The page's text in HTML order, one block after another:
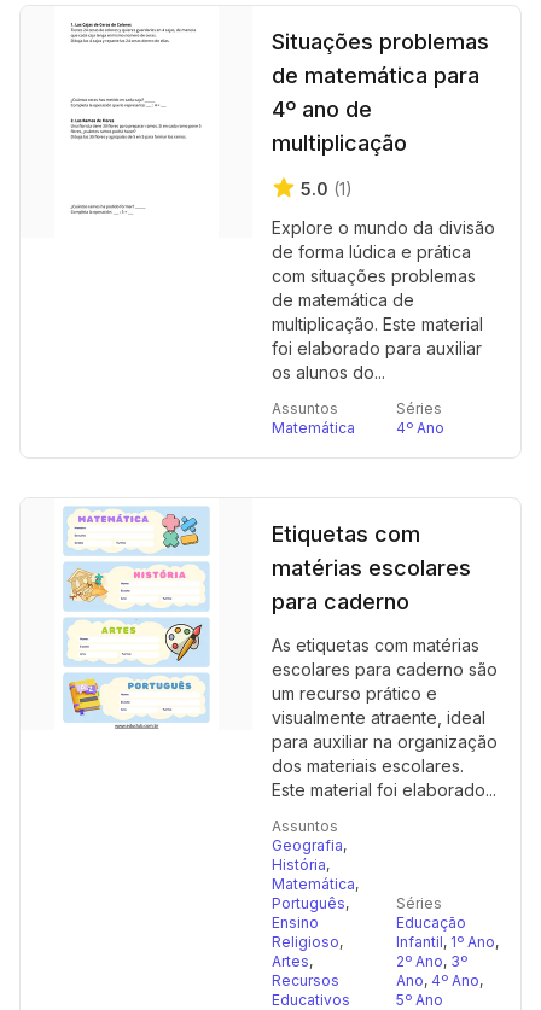
Situações problemas
de matemática para
4º ano de
multiplicação
5.0 (1)
Explore o mundo da divisão
de forma lúdica e prática
com situações problemas
de matemática de
multiplicação. Este material
foi elaborado para auxiliar
os alunos do...
Assuntos
Matemática
Séries
4º Ano
Etiquetas com
matérias escolares
para caderno
As etiquetas com matérias
escolares para caderno são
um recurso prático e
visualmente atraente, ideal
para auxiliar na organização
dos materiais escolares.
Este material foi elaborado...
Assuntos
Geografia,
História,
Matemática,
Português,
Ensino
Religioso,
Artes,
Recursos
Educativos
Séries
Educação
Infantil, 1º Ano,
2º Ano, 3º
Ano, 4º Ano,
5º Ano